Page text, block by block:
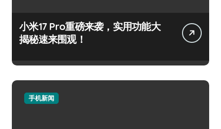
小米17 Pro重磅来袭，实用功能大
揭秘速来围观！
手机新闻